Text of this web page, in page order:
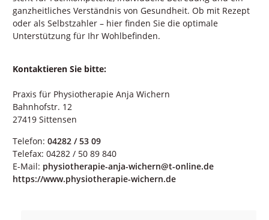
ganzheitliches Verständnis von Gesundheit. Ob mit Rezept
oder als Selbstzahler – hier finden Sie die optimale
Unterstützung für Ihr Wohlbefinden.
Kontaktieren Sie bitte:
Praxis für Physiotherapie Anja Wichern
Bahnhofstr. 12
27419 Sittensen
Telefon: 04282 / 53 09
Telefax: 04282 / 50 89 840
E-Mail: physiotherapie-anja-wichern@t-online.de
https://www.physiotherapie-wichern.de